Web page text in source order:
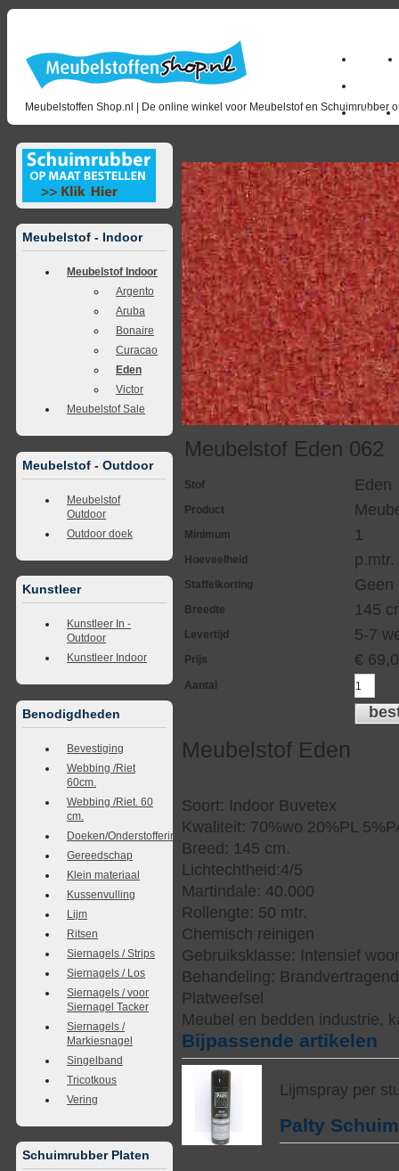
Meubelstoffen Shop.nl | De online winkel voor Meubelstof en Schuimrubber
Home
Outlet
Meubelstof - Indoor
Meubelstof Indoor
Argento
Aruba
Bonaire
Curacao
Eden
Victor
Meubelstof Sale
Meubelstof - Outdoor
Meubelstof
Outdoor
Outdoor doek
Kunstleer
Kunstleer In -
Outdoor
Kunstleer Indoor
Benodigdheden
Bevestiging
Webbing /Riet
60cm.
Webbing /Riet. 60
cm.
Doeken/Onderstoffering
Gereedschap
Klein materiaal
Kussenvulling
Lijm
Ritsen
Siernagels / Strips
Siernagels / Los
Siernagels / voor
Siernagel Tacker
Siernagels /
Markiesnagel
Singelband
Tricotkous
Vering
Schuimrubber Platen
Meubelstof Eden 062
Stof Eden
Product
Minimum 1
Hoeveelheid p.mtr.
Staffelkorting Geen
Breedte 145
Levertijd 5-7
Prijs €
Aantal
Meubelstof Eden
Soort: Indoor Buvetex
Kwaliteit: 70%wo 20%PL
Breed: 145 cm.
Lichtechtheid:4/5
Martindale: 40.000
Rollengte: 50 mtr.
Chemisch reinigen
Gebruiksklasse: Intensief
Behandeling:
Platweefsel
Meubel en bedden industrie,
Bijpassende artikelen
Lijmspray per
Palty